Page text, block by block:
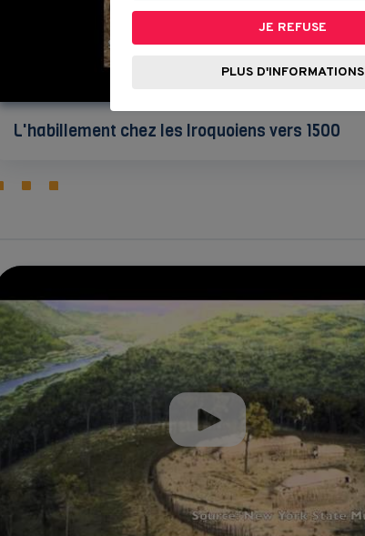
L'habillement chez les Iroquoiens vers 1500
JE REFUSE
PLUS D'INFORMATIONS